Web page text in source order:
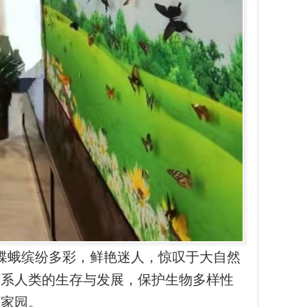
缤纷多彩，鲜艳迷人，惊叹于大自然
人类的生存与发展，保护生物多样性
园。